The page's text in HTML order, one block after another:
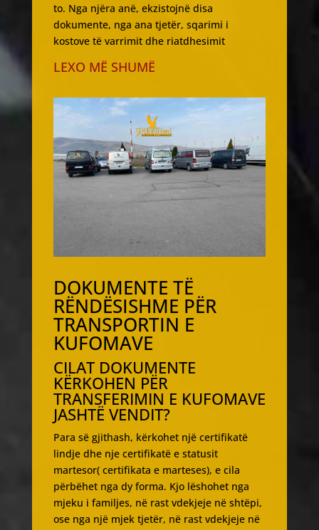
to. Nga njëra anë, ekzistojnë disa
dokumente, nga ana tjetër, sqarimi i
kostove të varrimit dhe riatdhesimit
LEXO MË SHUMË
DOKUMENTE TË
RËNDËSISHME PËR
TRANSPORTIN E
KUFOMAVE
CILAT DOKUMENTE
KËRKOHEN PËR
TRANSFERIMIN E KUFOMAVE
JASHTË VENDIT?
Para së gjithash, kërkohet një certifikatë
lindje dhe nje certifikatë e statusit
martesor( certifikata e marteses), e cila
përbëhet nga dy forma. Kjo lëshohet nga
mjeku i familjes, në rast vdekjeje në shtëpi,
ose nga një mjek tjetër, në rast vdekjeje në